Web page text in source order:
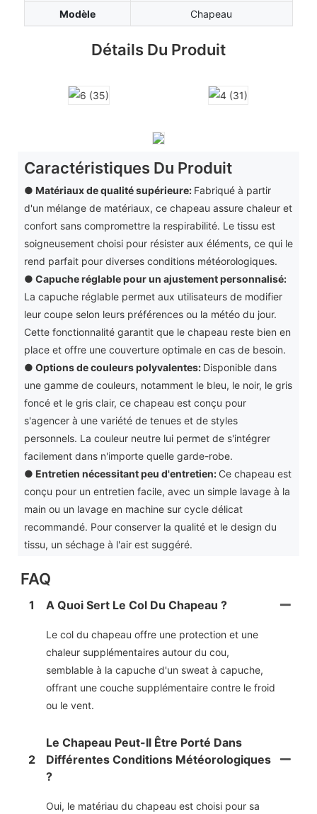
Modèle
Chapeau
Détails Du Produit
Caractéristiques Du Produit
● Matériaux de qualité supérieure: Fabriqué à partir
d'un mélange de matériaux, ce chapeau assure chaleur et
confort sans compromettre la respirabilité. Le tissu est
soigneusement choisi pour résister aux éléments, ce qui le
rend parfait pour diverses conditions météorologiques.
● Capuche réglable pour un ajustement personnalisé:
La capuche réglable permet aux utilisateurs de modifier
leur coupe selon leurs préférences ou la météo du jour.
Cette fonctionnalité garantit que le chapeau reste bien en
place et offre une couverture optimale en cas de besoin.
● Options de couleurs polyvalentes: Disponible dans
une gamme de couleurs, notamment le bleu, le noir, le gris
foncé et le gris clair, ce chapeau est conçu pour
s'agencer à une variété de tenues et de styles
personnels. La couleur neutre lui permet de s'intégrer
facilement dans n'importe quelle garde-robe.
● Entretien nécessitant peu d'entretien: Ce chapeau est
conçu pour un entretien facile, avec un simple lavage à la
main ou un lavage en machine sur cycle délicat
recommandé. Pour conserver la qualité et le design du
tissu, un séchage à l'air est suggéré.
FAQ
1 A Quoi Sert Le Col Du Chapeau ?
Le col du chapeau offre une protection et une
chaleur supplémentaires autour du cou,
semblable à la capuche d'un sweat à capuche,
offrant une couche supplémentaire contre le froid
ou le vent.
2
Le Chapeau Peut-Il Être Porté Dans
Différentes Conditions Météorologiques
?
Oui, le matériau du chapeau est choisi pour sa